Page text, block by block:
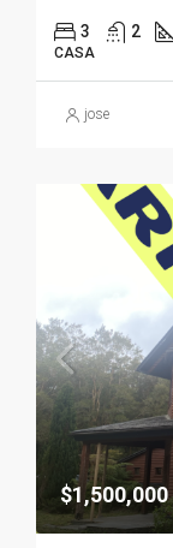
3 2
CASA
jose
$1,500,000